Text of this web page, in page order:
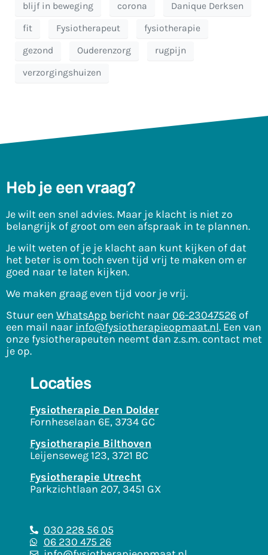
blijf in beweging corona Danique Derksen
fit Fysiotherapeut fysiotherapie
gezond Ouderenzorg rugpijn
verzorgingshuizen
Heb je een vraag?
Je wilt een snel advies. Maar je klacht is niet zo
belangrijk of groot om een afspraak in te plannen.
Je wilt weten of je je klacht aan kunt kijken of dat
het beter is om toch even tijd vrij te maken om er
goed naar te laten kijken.
We maken graag even tijd voor je vrij.
Stuur een WhatsApp bericht naar 06-23047526 of
een mail naar info@fysiotherapieopmaat.nl. Een van
onze fysiotherapeuten neemt dan z.s.m. contact met
je op.
Locaties
Fysiotherapie Den Dolder
Fornheselaan 6E, 3734 GC
Fysiotherapie Bilthoven
Leijenseweg 123, 3721 BC
Fysiotherapie Utrecht
Parkzichtlaan 207, 3451 GX
030 228 56 05
06 230 475 26